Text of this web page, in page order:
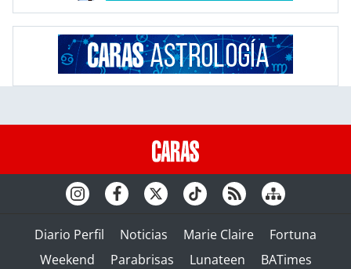
Diario Perfil Noticias Marie Claire
Fortuna
Weekend
Parabrisas Lunateen BATimes